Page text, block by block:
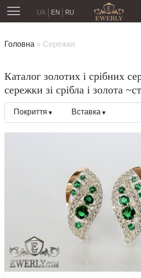
RU
UA EN
Головна » Сережки
Каталог золотих і срібних
сережки зі срібла і золота
Покриття Вставка